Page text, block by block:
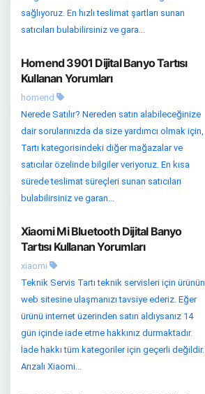
sağlıyoruz. En hızlı teslimat şartları sunan
satıcıları bulabilirsiniz ve gara...
Homend 3901 Dijital Banyo Tartısı
Kullanan Yorumları
homend
Nerede Satılır? Nereden satın alabileceğinize
dair sorularınızda da size yardımcı olmak için,
Tartı kategorisindeki diğer mağazalar ve
satıcılar özelinde bilgiler veriyoruz. En kısa
sürede teslimat süreçleri sunan satıcıları
bulabilirsiniz ve garan...
Xiaomi Mi Bluetooth Dijital Banyo
Tartısı Kullanan Yorumları
xiaomi
Teknik Servis Tartı teknik servisleri için ürünün
web sitesine ulaşmanızı tavsiye ederiz. Eğer
ürünü internet üzerinden satın aldıysanız 14
gün içinde iade etme hakkınız durmaktadır.
İade hakkı tüm kategoriler için geçerli değildir.
Arızalı Xiaomi...